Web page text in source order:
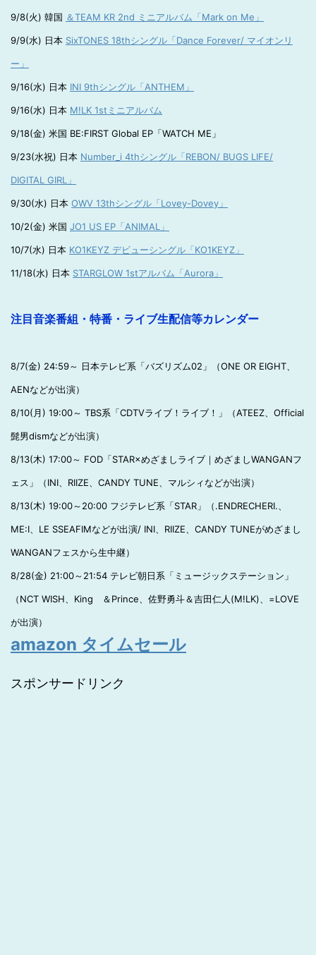
9/8(火) 韓国 ＆TEAM KR 2nd ミニアルバム「Mark on Me」
9/9(水) 日本 SixTONES 18thシングル「Dance Forever/ マイオンリ
ー」
9/16(水) 日本 INI 9thシングル「ANTHEM」
9/16(水) 日本 M!LK 1stミニアルバム
9/18(金) 米国 BE:FIRST Global EP「WATCH ME」
9/23(水祝) 日本 Number_i 4thシングル「REBON/ BUGS LIFE/
DIGITAL GIRL」
9/30(水) 日本 OWV 13thシングル「Lovey-Dovey」
10/2(金) 米国 JO1 US EP「ANIMAL」
10/7(水) 日本 KO1KEYZ デビューシングル「KO1KEYZ」
11/18(水) 日本 STARGLOW 1stアルバム「Aurora」
注目音楽番組・特番・ライブ生配信等カレンダー
8/7(金) 24:59～ 日本テレビ系「バズリズム02」（ONE OR EIGHT、
AENなどが出演）
8/10(月) 19:00～ TBS系「CDTVライブ！ライブ！」（ATEEZ、Official
髭男dismなどが出演）
8/13(木) 17:00～ FOD「STAR×めざましライブ｜めざましWANGANフ
ェス」（INI、RIIZE、CANDY TUNE、マルシィなどが出演）
8/13(木) 19:00～20:00 フジテレビ系「STAR」（.ENDRECHERI.、
ME:I、LE SSEAFIMなどが出演/ INI、RIIZE、CANDY TUNEがめざまし
WANGANフェスから生中継）
8/28(金) 21:00～21:54 テレビ朝日系「ミュージックステーション」
（NCT WISH、King ＆Prince、佐野勇斗＆吉田仁人(M!LK)、=LOVE
が出演）
amazon タイムセール
スポンサードリンク